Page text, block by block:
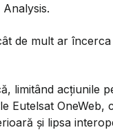
de mult ar
limitând acțiunile
Eutelsat OneWeb,
și lipsa